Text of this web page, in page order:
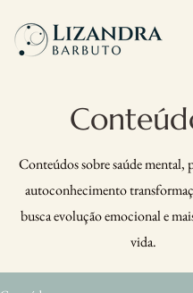
Conteúdos sobre saúde mental,
autoconhecimento
busca evolução emocional e
vida.